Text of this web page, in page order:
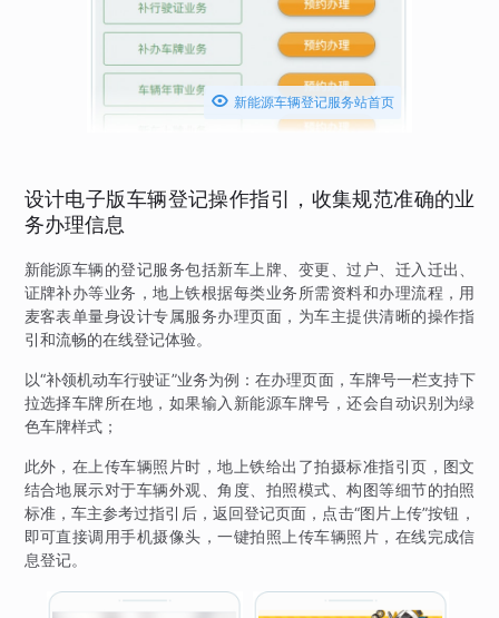
 新能源车辆登记服务站首页
设计电子版车辆登记操作指引，收集规范准确的业
务办理信息
新能源车辆的登记服务包括新车上牌、变更、过户、迁入迁出、
证牌补办等业务，地上铁根据每类业务所需资料和办理流程，用
麦客表单量身设计专属服务办理页面，为车主提供清晰的操作指
引和流畅的在线登记体验。
以“补领机动车行驶证”业务为例：在办理页面，车牌号一栏支持下
拉选择车牌所在地，如果输入新能源车牌号，还会自动识别为绿
色车牌样式；
此外，在上传车辆照片时，地上铁给出了拍摄标准指引页，图文
结合地展示对于车辆外观、角度、拍照模式、构图等细节的拍照
标准，车主参考过指引后，返回登记页面，点击“图片上传”按钮，
即可直接调用手机摄像头，一键拍照上传车辆照片，在线完成信
息登记。